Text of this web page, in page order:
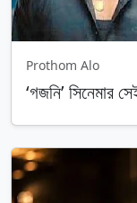
Prothom Alo
‘গজনি’ সিনেমার